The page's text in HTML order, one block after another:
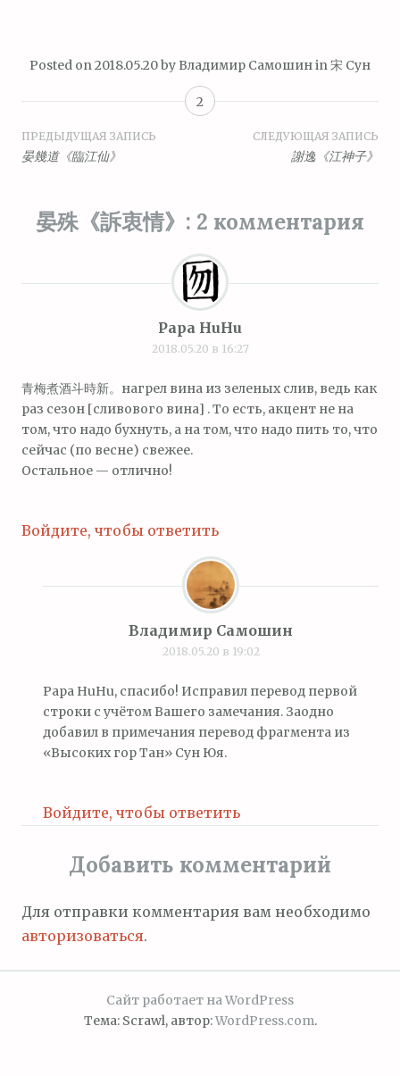
Posted on 2018.05.20by Владимир Самошинin 宋 Сун
2
Навигация
записям
ПРЕДЫДУЩАЯ ЗАПИСЬ
晏幾道《臨江仙》
СЛЕДУЮЩАЯ ЗАПИСЬ
謝逸《江神子》
晏殊《訴衷情》 : 2 комментария
Papa HuHu
2018.05.20 в 16:27
青梅煮酒斗時新。нагрел вина из зеленых слив, ведь как
раз сезон [сливового вина] . То есть, акцент не на
том, что надо бухнуть, а на том, что надо пить то, что
сейчас (по весне) свежее.
Остальное — отлично!
Войдите, чтобы ответить
Владимир Самошин
2018.05.20 в 19:02
Papa HuHu, спасибо! Исправил перевод первой
строки с учётом Вашего замечания. Заодно
добавил в примечания перевод фрагмента из
«Высоких гор Тан» Сун Юя.
Войдите, чтобы ответить
Добавить комментарий
Для отправки комментария вам необходимо
авторизоваться.
Сайт работает на WordPress
Тема: Scrawl, автор:WordPress.com.